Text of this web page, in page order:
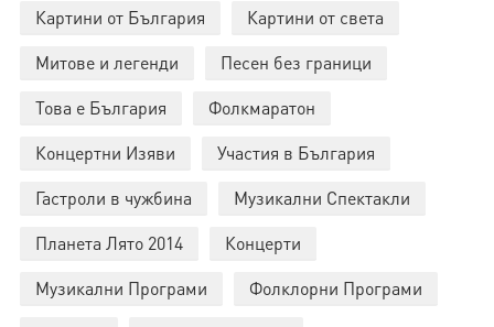
Картини от България
Картини от света
Митове и легенди
Песен без граници
Това е България
Фолкмаратон
Концертни Изяви
Участия в България
Гастроли в чужбина
Музикални Спектакли
Планета Лято 2014
Концерти
Музикални Програми
Фолклорни Програми